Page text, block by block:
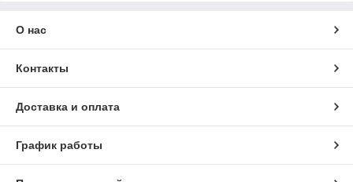
О нас
Контакты
Доставка и оплата
График работы